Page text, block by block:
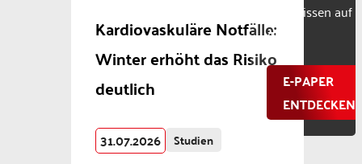
Kardiovaskuläre Notfälle:
Winter erhöht das Risiko
deutlich
31.07.2026 Studien
Fachwissen auf
Abruf.
E-PAPER
ENTDECKEN